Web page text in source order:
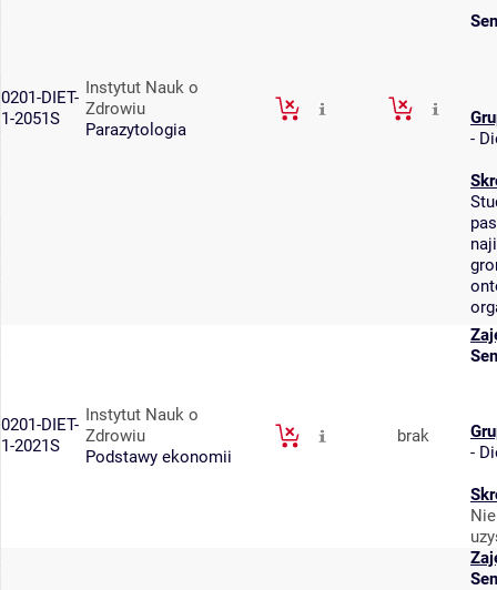
0201-DIET-
1-2051S
Instytut Nauk o
Zdrowiu
Parazytologia
-
0201-DIET-
1-2021S
Instytut Nauk o
Zdrowiu
Podstawy ekonomii
brak
-